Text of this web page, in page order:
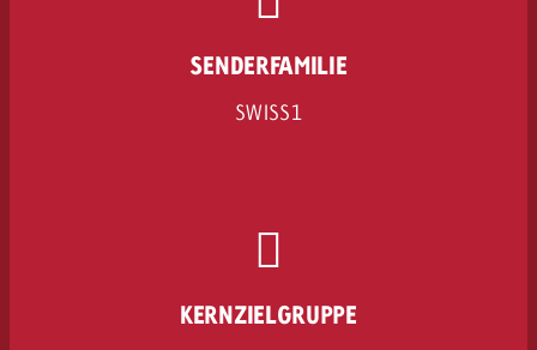
SENDERFAMILIE
SWISS1
KERNZIELGRUPPE